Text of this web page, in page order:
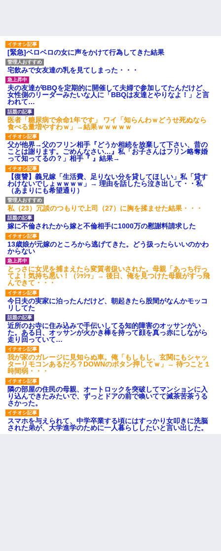
みようとしただけ☆』義兄「泥
は出てけ！二度と来るな！」結
果・・・
私「初めて飲む味だけどなん
のお茶？」彼「ちっ！」私「」
【GIF】JSのカンチョーワロ
タ
後続車にクラクションを鳴ら
され彼氏が逆切れ。「何クラク
ション鳴らしてんだ！降りてこ
いよ！」と怒鳴りだし...
【衝撃】報酬100万円超の治験
募集がこちらｗｗｗｗｗ(※画像
あり)
【ネット騒然】惨殺されたタ
ワマン頂き女子のこの動画、す
げえええええｗｗｗｗｗｗｗｗ
ｗｗｗ
【愕然】白のクラウン俺氏、
高速道路左車線を制限速度で走
った結果wwwwwwwwwwww
百年の恋12-899 食べた量を
張り合ってくる
【悲報】佐藤輝明・・・２軍
でも盛大にやらかす←あまり悲
しませないでくれ
[緊急]ベロベロの女に声をかけて行為してきた結果
宅飲みで女友達の乳を見てしまった・・・
夫の友達がBBQを定期的に開催して夫婦で参加してたんだけど、
女性側のリーダーみたいな人に「BBQは友達とやりなよ！」と言
われて…
医者「糖尿病で余命1年です」 ワイ「知らんわｗどうせ死ぬなら
食べる量増やすわｗ」→結果ｗｗｗｗｗ
父が他界→父のフリン相手『どうか相続を放棄して下さい、昔の
ことは謝ります。ごめんなさい…』私「お子さんはフリン略奪婚
って知ってるの？」相手『 』結果→
【復讐】義兄嫁「生活費、足りない分を貸してほしい」私「貸す
わけないでしょｗｗｗｗ」→ 理由を話したら泣き出して・・私
（あまりにも希望通り）
私（23）冗談のつもりで上司（27）に胸を揉ませた結果・・・
嫁に不倫されたから嫁と不倫相手に1000万の慰謝料請求した
13歳娘が元嫁のところから逃げてきた。どう扱ったらいいのかわ
からない
とっさに女児を捕まえたら変質者扱いされた。母親「あっち行っ
てよ！気持ち悪い！（ｼｯｼｯ」→ 後日、俺を見つけた母親がすっ飛
んできて・・・
今日夫の実家に泊ったんだけど、朝起きたら股間がなんかモッコ
リしてた
近所のお寺に住み込みで手伝いしてる知的障害のオッサンがい
た。ある日、オッサンが火かき棒を持って顔を真っ赤にしながら
走り回っていて…
我が家のガレージに見知らぬ車。俺「もしもし、玄関にもシャッ
ターリモコンあるだろ？DOWNのボタン押してｗ」→ 待つこと１
時間弱・・・
隣の部屋の住民の母親、オートロックを突破してマンションに入
り込んできたみたいで、ずっとドアの前で喚いてて滅茶苦茶うる
さかった。
スマホを与えられて、中学卒業する頃にはすっかり女叩きに洗脳
された弟が、大学進学のために一人暮らししたいと言い出した。